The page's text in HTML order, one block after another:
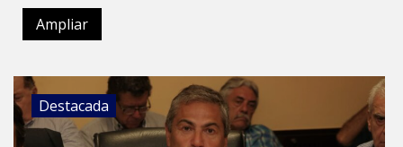
Ampliar
Destacada